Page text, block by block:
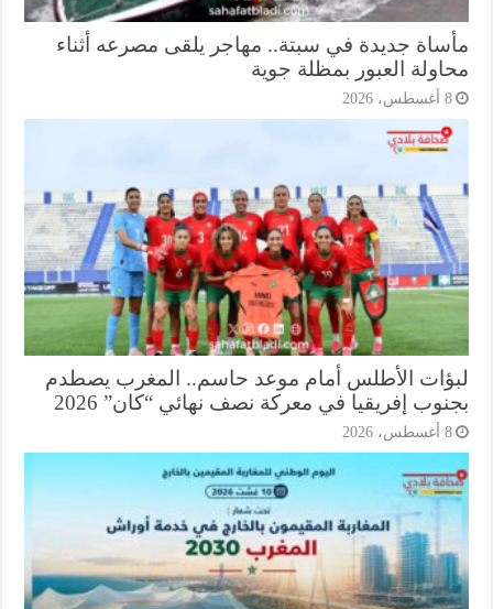
جديدة في سبتة.. مهاجر يلقى مصرعه أثناء
العبور بمظلة جوية
الأطلس أمام موعد حاسم.. المغرب يصطدم
إفريقيا في معركة نصف نهائي “كان” 2026